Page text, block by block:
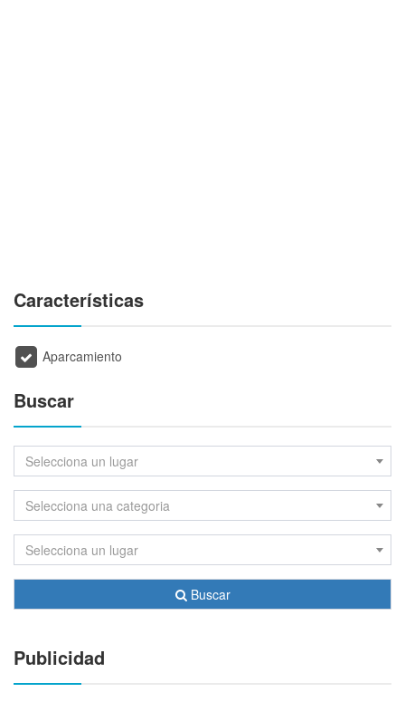
Características
Aparcamiento
Buscar
Selecciona un lugar
Selecciona una categoria
Selecciona un lugar
Buscar
Publicidad